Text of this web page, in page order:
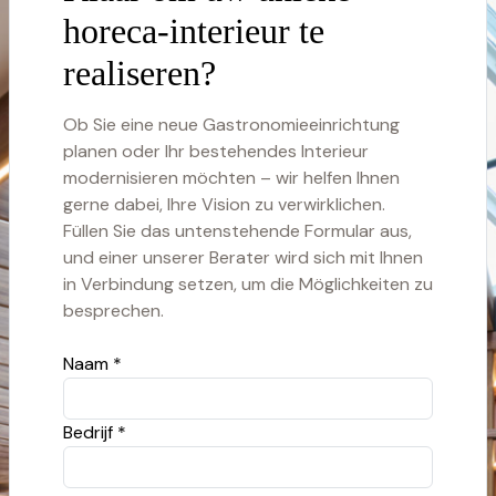
horeca-interieur te
realiseren?
Ob Sie eine neue Gastronomieeinrichtung
planen oder Ihr bestehendes Interieur
modernisieren möchten – wir helfen Ihnen
gerne dabei, Ihre Vision zu verwirklichen.
Füllen Sie das untenstehende Formular aus,
und einer unserer Berater wird sich mit Ihnen
in Verbindung setzen, um die Möglichkeiten zu
besprechen.
Naam *
Bedrijf *